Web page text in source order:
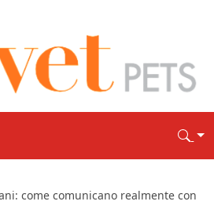
come comunicano realmente con